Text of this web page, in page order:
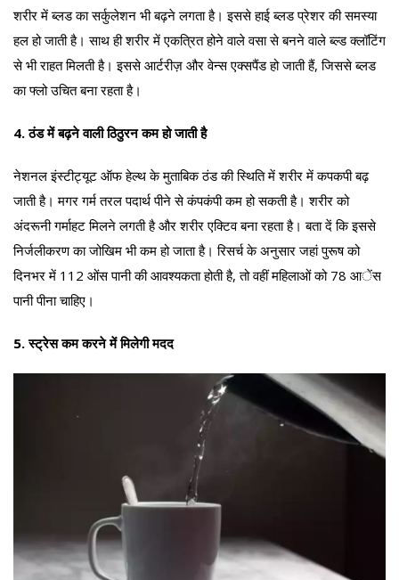
शरीर में ब्लड का सर्कुलेशन भी बढ़ने लगता है। इससे हाई ब्लड प्रेशर की समस्या
हल हो जाती है। साथ ही शरीर में एकत्रित होने वाले वसा से बनने वाले ब्ल्ड क्लॉटिंग
से भी राहत मिलती है। इससे आर्टरीज़ और वेन्स एक्सपैंड हो जाती हैं, जिससे ब्लड
का फ्लो उचित बना रहता है।
4. ठंड में बढ़ने वाली ठिठुरन कम हो जाती है
नेशनल इंस्टीट्यूट ऑफ हेल्थ के मुताबिक ठंड की स्थिति में शरीर में कपकपी बढ़
जाती है। मगर गर्म तरल पदार्थ पीने से कंपकंपी कम हो सकती है। शरीर को
अंदरूनी गर्माहट मिलने लगती है और शरीर एक्टिव बना रहता है। बता दें कि इससे
निर्जलीकरण का जोखिम भी कम हो जाता है। रिसर्च के अनुसार जहां पुरूष को
दिनभर में 112 ओंस पानी की आवश्यकता होती है, तो वहीं महिलाओं को 78 आेंस
पानी पीना चाहिए।
5. स्ट्रेस कम करने में मिलेगी मदद